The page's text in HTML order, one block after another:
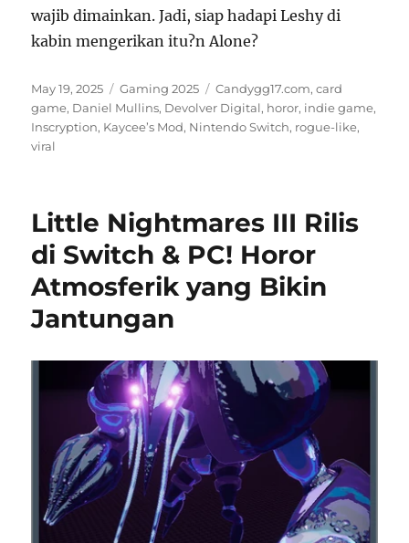
wajib dimainkan. Jadi, siap hadapi Leshy di
kabin mengerikan itu?n Alone?
Posted
on
May 19, 2025 Categories
Gaming 2025 Tags
Candygg17.com,card
game, Daniel Mullins, Devolver Digital, horor, indie game,
Inscryption, Kaycee’s Mod, Nintendo Switch, rogue-like,
viral
Little Nightmares III Rilis
di Switch & PC! Horor
Atmosferik yang Bikin
Jantungan